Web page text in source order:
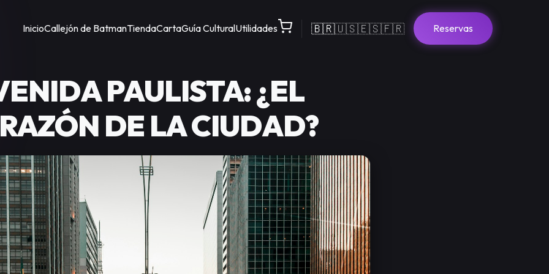
InicioCallejón de BatmanTiendaCartaGuía CulturalUtilidades 🇧🇷🇺🇸🇪🇸🇫🇷 Reservas
PAULISTA: ¿EL
DE LA CIUDAD?